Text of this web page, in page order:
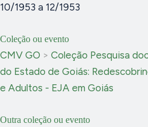
10/1953 a 12/1953
Coleção ou evento
CMV GO > Coleção Pesquisa
do Estado de Goiás:
e Adultos - EJA em Goiás
Outra coleção ou evento